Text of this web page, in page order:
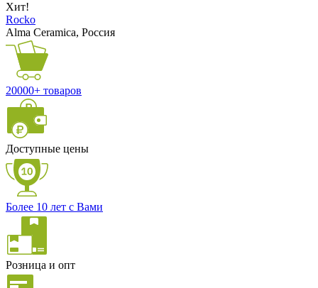
Хит!
Rocko
Alma Ceramica, Россия
20000+ товаров
Доступные цены
Более 10 лет с Вами
Розница и опт